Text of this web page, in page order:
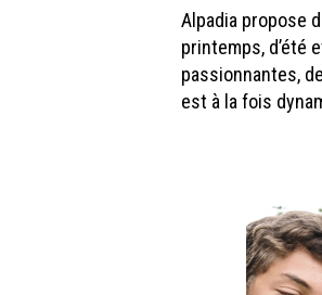
Alpadia propose
printemps, d’été
passionnantes,
est à la fois